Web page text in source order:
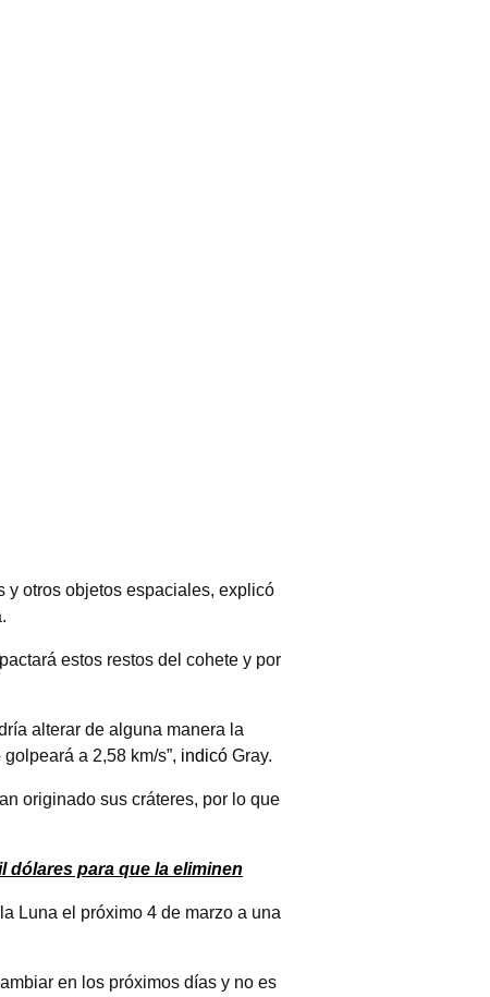
y otros objetos espaciales, explicó
estos restos del cohete y por
alterar de alguna manera la
a 2,58 km/s”, indicó Gray.
originado sus cráteres, por lo que
dólares para que la eliminen
Luna el próximo 4 de marzo a una
en los próximos días y no es